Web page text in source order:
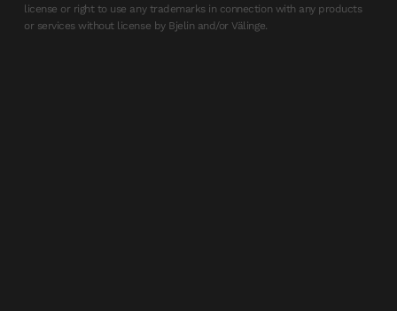
license or right to use any trademarks in connection with any products
or services without license by Bjelin and/or Välinge.